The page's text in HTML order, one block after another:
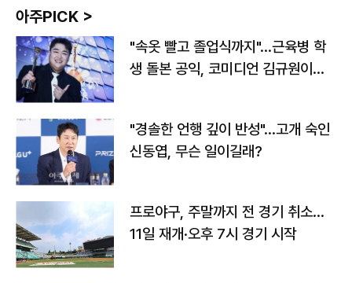
아주PICK >
"속옷 빨고 졸업식까지"…근육병 학
생 돌본 공익, 코미디언 김규원이었
"경솔한 언행 깊이 반성"…고개 숙인
신동엽, 무슨 일이길래?
프로야구, 주말까지 전 경기 취소…
11일 재개·오후 7시 경기 시작